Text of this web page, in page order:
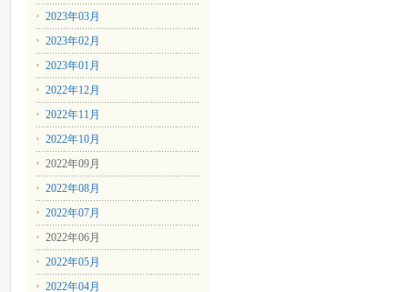
2023年03月
2023年02月
2023年01月
2022年12月
2022年11月
2022年10月
2022年09月
2022年08月
2022年07月
2022年06月
2022年05月
2022年04月